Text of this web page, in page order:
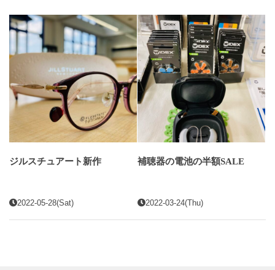
ジルスチュアート新作
2022-05-28(Sat)
補聴器の電池の半額SALE
2022-03-24(Thu)